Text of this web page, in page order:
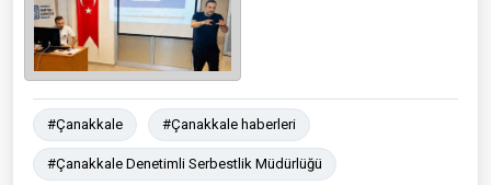
#Çanakkale #Çanakkale haberleri
#Çanakkale Denetimli Serbestlik Müdürlüğü